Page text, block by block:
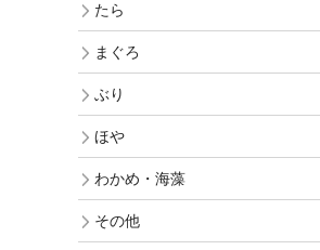
たら
まぐろ
ぶり
ほや
わかめ・海藻
その他